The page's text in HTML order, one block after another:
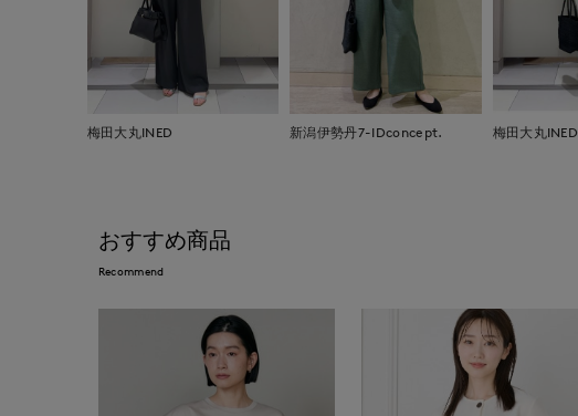
梅田大丸INED 新潟伊勢丹7-IDconcept. 梅田大丸INED
おすすめ商品
Recommend